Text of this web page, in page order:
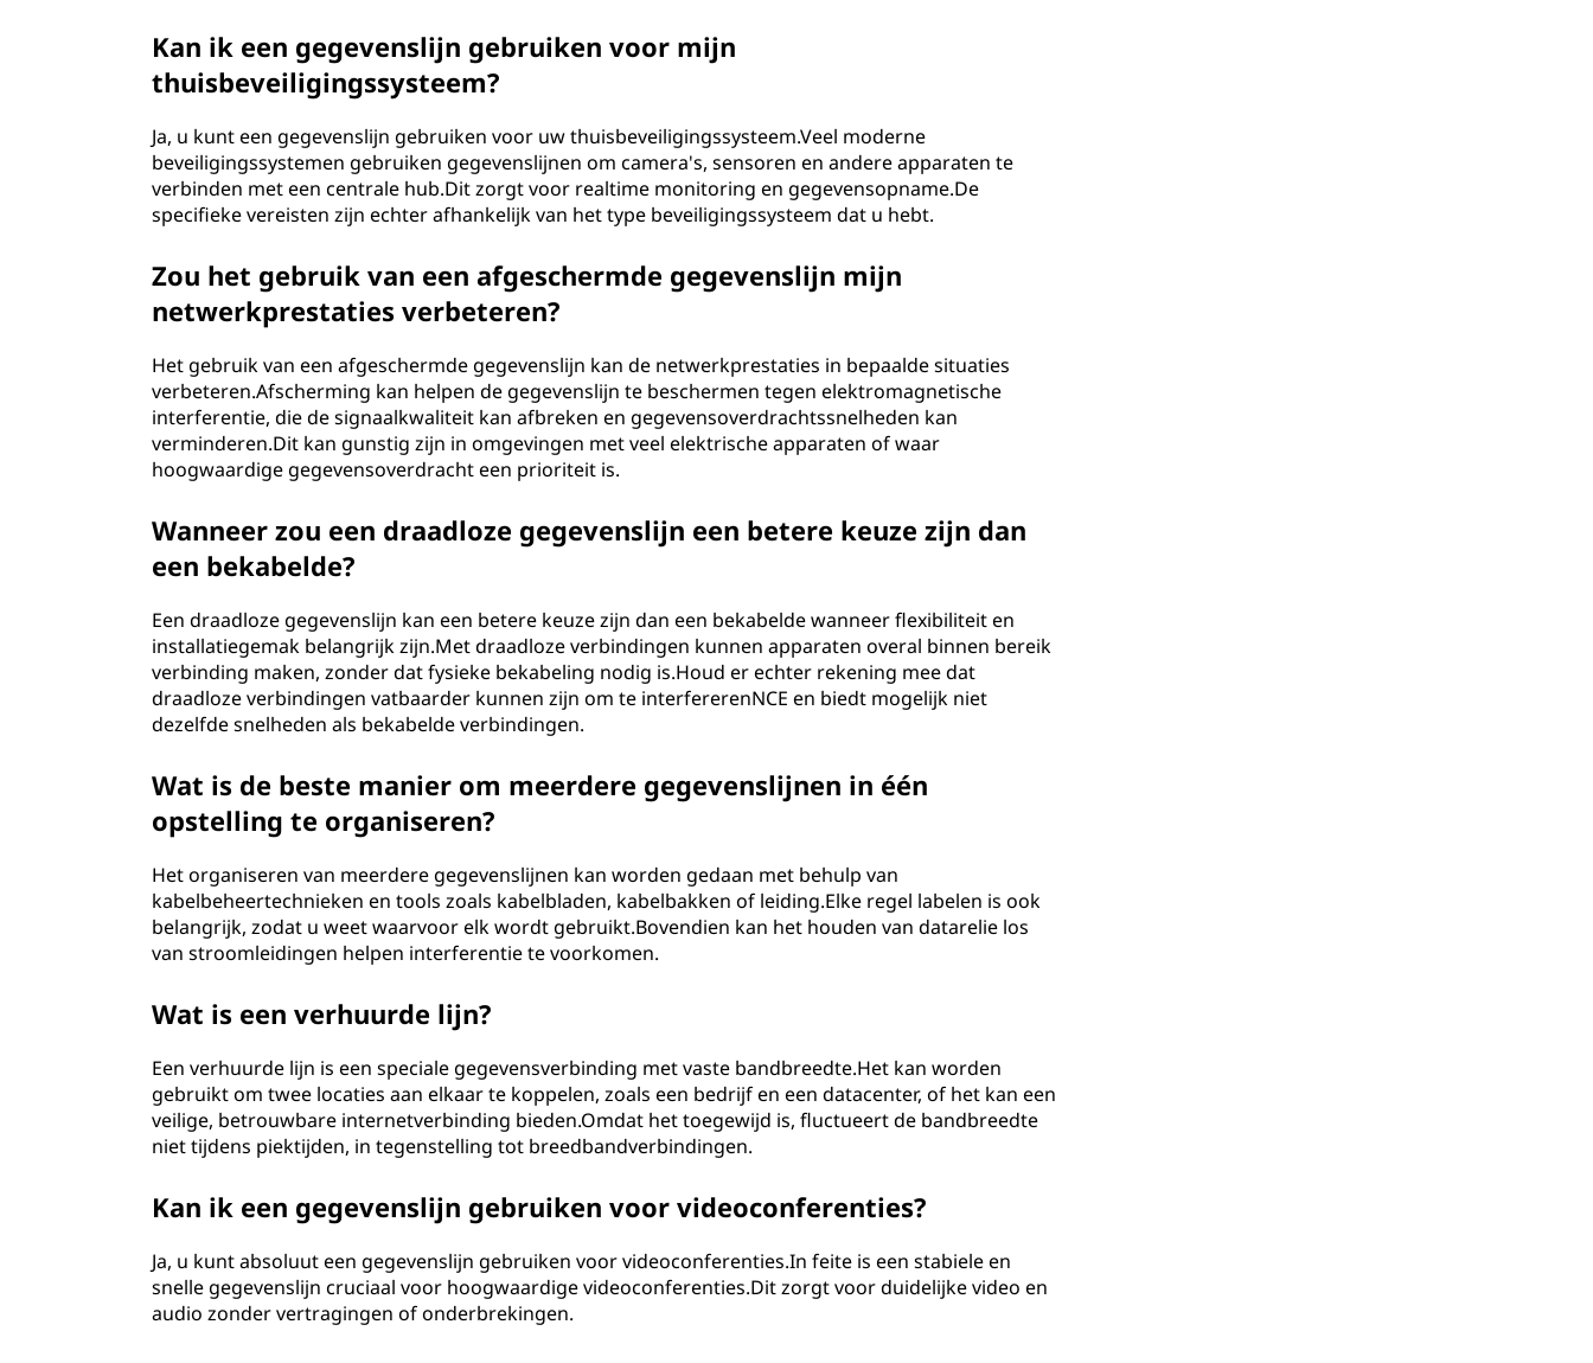
Kan ik een gegevenslijn gebruiken voor mijn
thuisbeveiligingssysteem?
Ja, u kunt een gegevenslijn gebruiken voor uw thuisbeveiligingssysteem.Veel moderne
beveiligingssystemen gebruiken gegevenslijnen om camera's, sensoren en andere apparaten te
verbinden met een centrale hub.Dit zorgt voor realtime monitoring en gegevensopname.De
specifieke vereisten zijn echter afhankelijk van het type beveiligingssysteem dat u hebt.
Zou het gebruik van een afgeschermde gegevenslijn mijn
netwerkprestaties verbeteren?
Het gebruik van een afgeschermde gegevenslijn kan de netwerkprestaties in bepaalde situaties
verbeteren.Afscherming kan helpen de gegevenslijn te beschermen tegen elektromagnetische
interferentie, die de signaalkwaliteit kan afbreken en gegevensoverdrachtssnelheden kan
verminderen.Dit kan gunstig zijn in omgevingen met veel elektrische apparaten of waar
hoogwaardige gegevensoverdracht een prioriteit is.
Wanneer zou een draadloze gegevenslijn een betere keuze zijn dan
een bekabelde?
Een draadloze gegevenslijn kan een betere keuze zijn dan een bekabelde wanneer flexibiliteit en
installatiegemak belangrijk zijn.Met draadloze verbindingen kunnen apparaten overal binnen bereik
verbinding maken, zonder dat fysieke bekabeling nodig is.Houd er echter rekening mee dat
draadloze verbindingen vatbaarder kunnen zijn om te interfererenNCE en biedt mogelijk niet
dezelfde snelheden als bekabelde verbindingen.
Wat is de beste manier om meerdere gegevenslijnen in één
opstelling te organiseren?
Het organiseren van meerdere gegevenslijnen kan worden gedaan met behulp van
kabelbeheertechnieken en tools zoals kabelbladen, kabelbakken of leiding.Elke regel labelen is ook
belangrijk, zodat u weet waarvoor elk wordt gebruikt.Bovendien kan het houden van datarelie los
van stroomleidingen helpen interferentie te voorkomen.
Wat is een verhuurde lijn?
Een verhuurde lijn is een speciale gegevensverbinding met vaste bandbreedte.Het kan worden
gebruikt om twee locaties aan elkaar te koppelen, zoals een bedrijf en een datacenter, of het kan een
veilige, betrouwbare internetverbinding bieden.Omdat het toegewijd is, fluctueert de bandbreedte
niet tijdens piektijden, in tegenstelling tot breedbandverbindingen.
Kan ik een gegevenslijn gebruiken voor videoconferenties?
Ja, u kunt absoluut een gegevenslijn gebruiken voor videoconferenties.In feite is een stabiele en
snelle gegevenslijn cruciaal voor hoogwaardige videoconferenties.Dit zorgt voor duidelijke video en
audio zonder vertragingen of onderbrekingen.